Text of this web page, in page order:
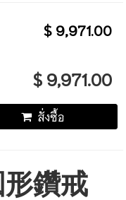
$ 9,971.00
$ 9,971.00
สั่งซื้อ
鑽戒